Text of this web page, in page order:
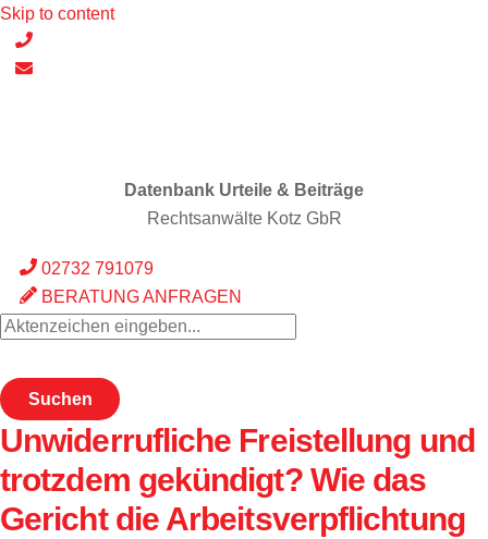
Skip to content
Datenbank Urteile & Beiträge
Rechtsanwälte Kotz GbR
02732 791079
BERATUNG ANFRAGEN
Suchen
Unwiderrufliche Freistellung und
trotzdem gekündigt? Wie das
Gericht die Arbeitsverpflichtung